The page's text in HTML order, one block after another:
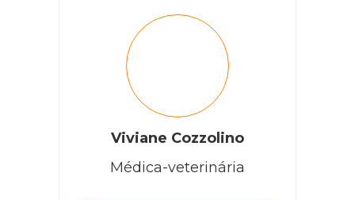
Viviane Cozzolino
Médica-veterinária